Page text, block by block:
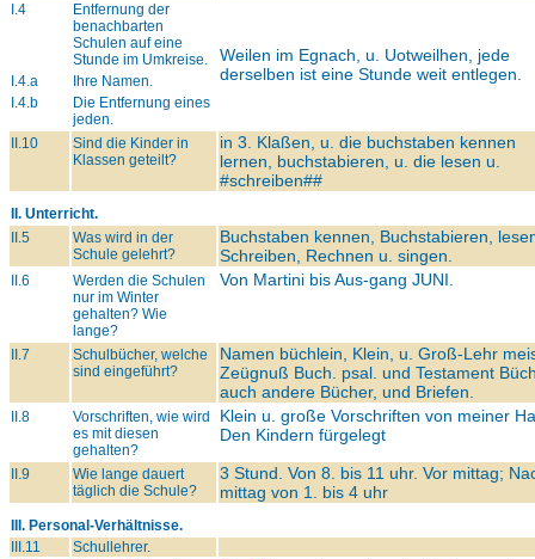
I.4
Entfernung der
benachbarten
Schulen auf eine
Stunde im Umkreise.
Weilen im Egnach, u. Uotweilhen, jede
derselben ist eine Stunde weit entlegen.
I.4.a
Ihre Namen.
I.4.b
Die Entfernung eines
jeden.
II.10
Sind die Kinder in
Klassen geteilt?
in 3. Klaßen, u. die buchstaben kennen
lernen, buchstabieren, u. die lesen u.
#schreiben##
II. Unterricht.
II.5
Was wird in der
Schule gelehrt?
Buchstaben kennen, Buchstabieren,
Schreiben, Rechnen u. singen.
II.6
Werden die Schulen
nur im Winter
gehalten? Wie
lange?
Von Martini bis Aus-gang JUNI.
II.7
Schulbücher, welche
sind eingeführt?
Namen büchlein, Klein, u. Groß-Lehr
Zeügnuß Buch. psal. und Testament
auch andere Bücher, und Briefen.
II.8
Vorschriften, wie wird
es mit diesen
gehalten?
Klein u. große Vorschriften von meiner
Den Kindern fürgelegt
II.9
Wie lange dauert
täglich die Schule?
3 Stund. Von 8. bis 11 uhr. Vor mittag;
mittag von 1. bis 4 uhr
III. Personal-Verhältnisse.
III.11
Schullehrer.